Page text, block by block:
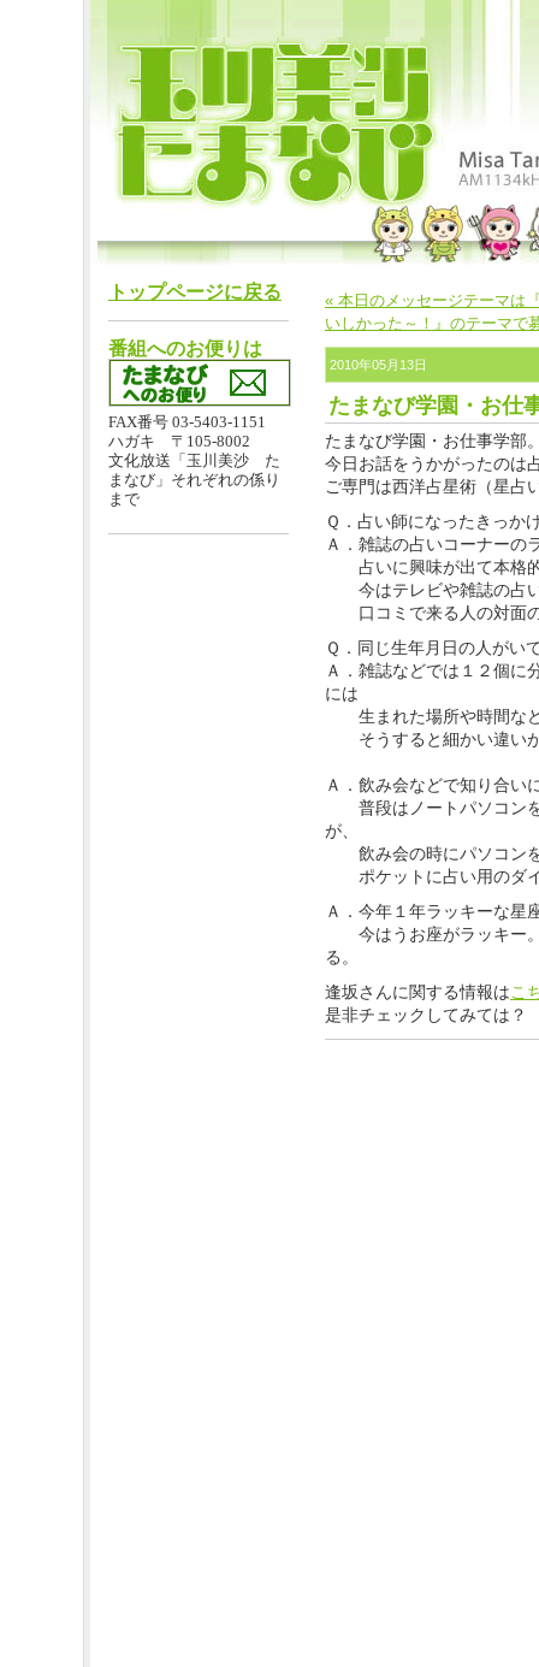
トップページに戻る
番組へのお便りは
FAX番号 03-5403-1151
ハガキ 〒105-8002
文化放送「玉川美沙 た
まなび」それぞれの係り
まで
« 本日のメッセージテーマは
いしかった～！』のテーマで
2010年05月13日
たまなび学園・お仕
たまなび学園・お仕事学部
今日お話をうかがったのは
ご専門は西洋占星術（星占
Ｑ．占い師になったきっか
Ａ．雑誌の占いコーナーの
占いに興味が出て本格
今はテレビや雑誌の占
口コミで来る人の対面
Ｑ．同じ生年月日の人がい
Ａ．雑誌などでは１２個に
には
生まれた場所や時間など
そうすると細かい違い
Ａ．飲み会などで知り合い
普段はノートパソコンを
が、
飲み会の時にパソコン
ポケットに占い用のダイ
Ａ．今年１年ラッキーな星
今はうお座がラッキー。
る。
逢坂さんに関する情報はこ
是非チェックしてみては？